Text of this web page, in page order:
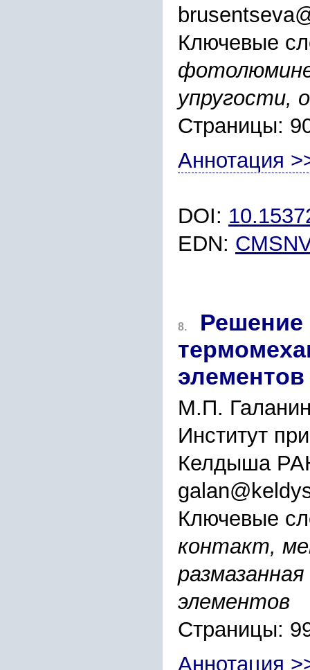
Ключевые
упругости,
Страницы:
Аннотация
DOI:
EDN:
8.
Решение
элементов
М.П.
Институт
Келдыша
Ключевые
контакт,
элементов
Страницы:
Аннотация